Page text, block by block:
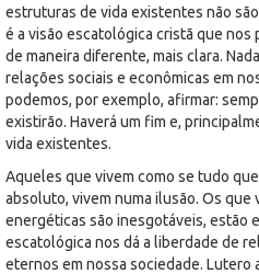
estruturas de vida existentes não
é a visão escatológica cristã que
de maneira diferente, mais clara.
relações sociais e econômicas em
podemos, por exemplo, afirmar:
existirão. Haverá um fim e,
vida existentes.
Aqueles que vivem como se tudo
absoluto, vivem numa ilusão. Os que
energéticas são inesgotáveis, estão
escatológica nos dá a liberdade de
eternos em nossa sociedade. Lutero